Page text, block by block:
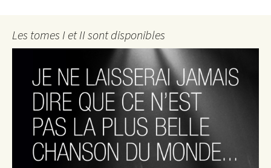
Les tomes I et II sont disponibles